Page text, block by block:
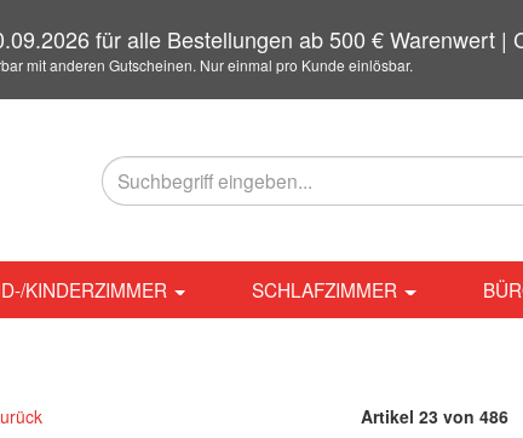
für alle Bestellungen ab 500 € Warenwert |
mit anderen Gutscheinen. Nur einmal pro Kunde einlösbar.
KINDERZIMMER SCHLAFZIMMER
Artikel 23 von 486